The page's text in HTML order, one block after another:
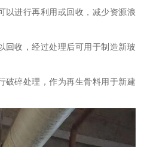
以进行再利用或回收，减少资源浪
回收，经过处理后可用于制造新玻
破碎处理，作为再生骨料用于新建